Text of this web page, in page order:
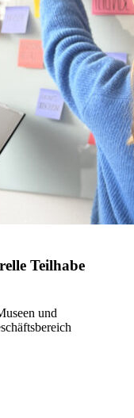
Teilhabe
und